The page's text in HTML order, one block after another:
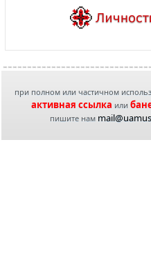
при полном или частичном
активная ссылка или
пишите нам